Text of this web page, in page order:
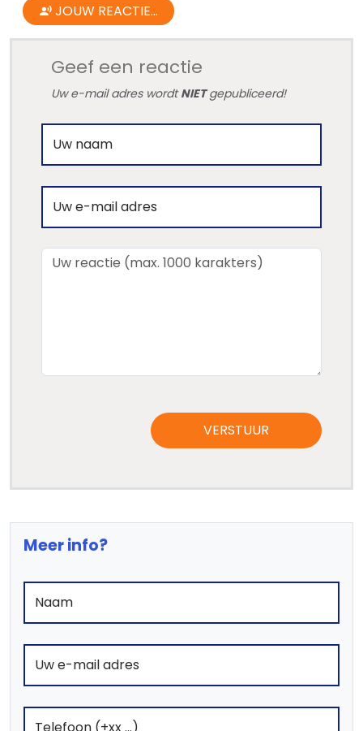
JOUW REACTIE...
Geef een reactie
Uw e-mail adres wordtNIETgepubliceerd!
VERSTUUR
Meer info?